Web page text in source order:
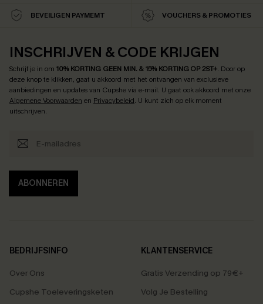
BEVEILIGEN PAYMEMT VOUCHERS & PROMOTIES
INSCHRIJVEN & CODE KRIJGEN
Schrijf je in om 10% KORTING GEEN MIN. & 15% KORTING OP 2ST+. Door op
deze knop te klikken, gaat u akkoord met het ontvangen van exclusieve
aanbiedingen en updates van Cupshe via e-mail. U gaat ook akkoord met onze
Algemene Voorwaarden en Privacybeleid. U kunt zich op elk moment
uitschrijven.
ABONNEREN
BEDRIJFSINFO
Over Ons
Cupshe Toeleveringsketen
KLANTENSERVICE
Gratis Verzending op 79€+
Volg Je Bestelling